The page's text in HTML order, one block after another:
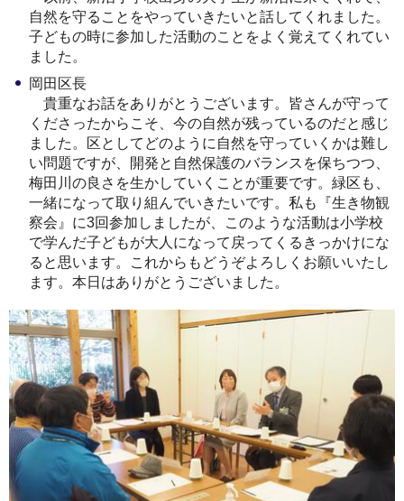
自然を守ることをやっていきたいと話してくれました。
子どもの時に参加した活動のことをよく覚えてくれてい
ました。
岡田区長
貴重なお話をありがとうございます。皆さんが守って
くださったからこそ、今の自然が残っているのだと感じ
ました。区としてどのように自然を守っていくかは難し
い問題ですが、開発と自然保護のバランスを保ちつつ、
梅田川の良さを生かしていくことが重要です。緑区も、
一緒になって取り組んでいきたいです。私も『生き物観
察会』に3回参加しましたが、このような活動は小学校
で学んだ子どもが大人になって戻ってくるきっかけにな
ると思います。これからもどうぞよろしくお願いいたし
ます。本日はありがとうございました。